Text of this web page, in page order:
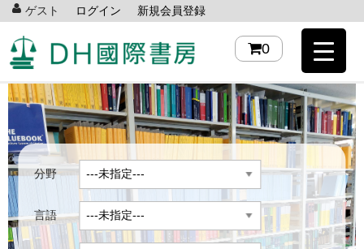
ゲスト ログイン 新規会員登録
0
分野
言語